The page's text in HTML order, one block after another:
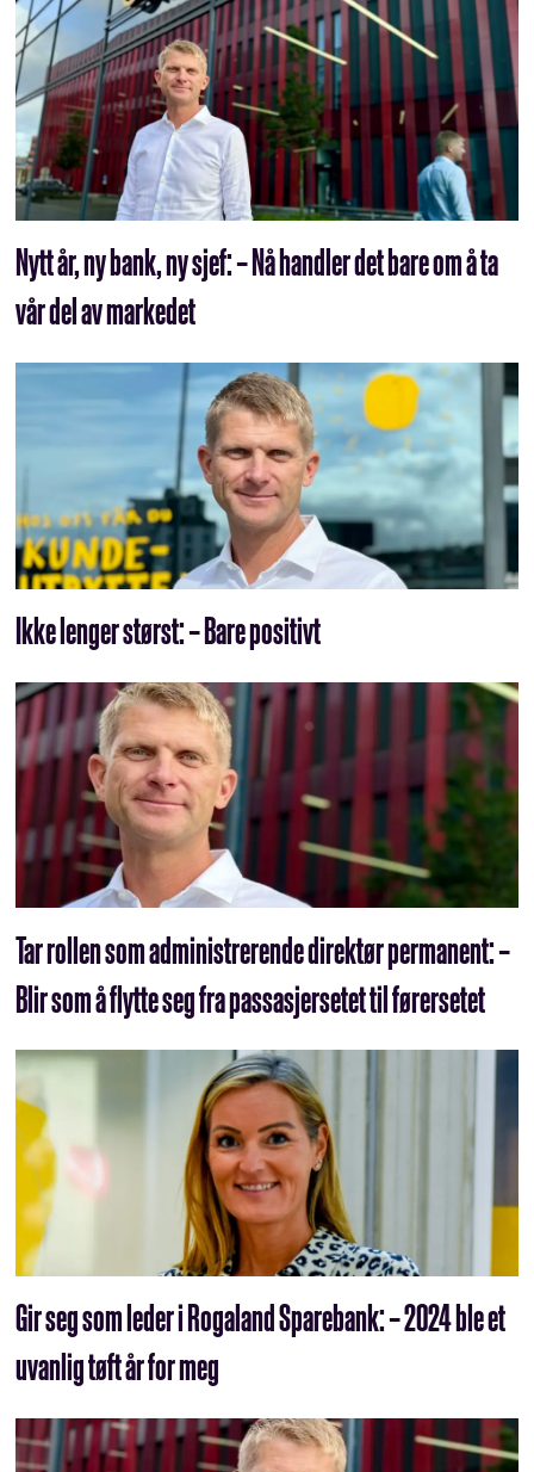
Nytt år, ny bank, ny sjef: – Nå handler det bare om å ta
vår del av markedet
Ikke lenger størst: – Bare positivt
Tar rollen som administrerende direktør permanent: –
Blir som å flytte seg fra passasjersetet til førersetet
Gir seg som leder i Rogaland Sparebank: – 2024 ble et
uvanlig tøft år for meg